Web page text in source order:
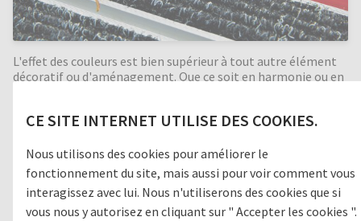
CE SITE INTERNET UTILISE DES COOKIES.
Nous utilisons des cookies pour améliorer le
fonctionnement du site, mais aussi pour voir comment vous
interagissez avec lui. Nous n'utiliserons des cookies que si
vous nous y autorisez en cliquant sur " Accepter les cookies ".
L'effet des couleurs est bien supérieur à tout autre élément
décoratif ou d'aménagement. Que ce soit en harmonie ou en
laquage des profilés avec toutes les possibilités de coloris du
remarque dès l'entrée.Laissez libre cours à votre
imagination, nous concevons le tapis qu'il vous faut!